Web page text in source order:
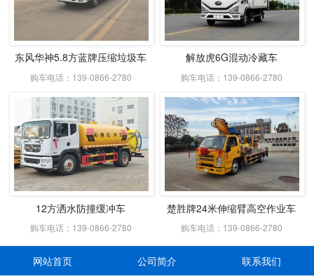
东风华神5.8方蓝牌压缩垃圾车
购车电话：139-0866-2780
解放虎6G混动冷藏车
购车电话：139-0866-2780
12方洒水防撞缓冲车
购车电话：139-0866-2780
楚胜牌24米伸缩臂高空作业车
购车电话：139-0866-2780
网站首页 公司简介 联系我们